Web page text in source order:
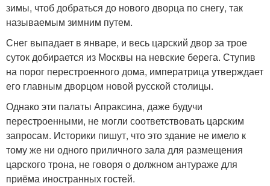
зимы, чтоб добраться до нового дворца по снегу, так
называемым зимним путем.
Снег выпадает в январе, и весь царский двор за трое
суток добирается из Москвы на невские берега. Ступив
на порог перестроенного дома, императрица утверждает
его главным дворцом новой русской столицы.
Однако эти палаты Апраксина, даже будучи
перестроенными, не могли соответствовать царским
запросам. Историки пишут, что это здание не имело к
тому же ни одного приличного зала для размещения
царского трона, не говоря о должном антураже для
приёма иностранных гостей.